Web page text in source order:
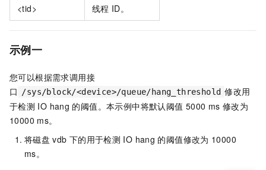
<tid> 线程 ID。
示例一
您可以根据需求调用接
口 /sys/block/<device>/queue/hang_threshold 修改用
于检测 IO hang 的阈值。本示例中将默认阈值 5000 ms 修改为
10000 ms。
将磁盘 vdb 下的用于检测 IO hang 的阈值修改为 10000
ms。